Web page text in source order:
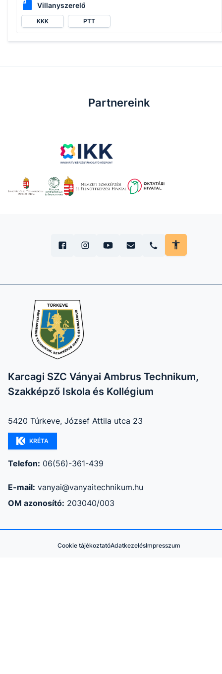
Villanyszerelő
KKK PTT
Partnereink
Karcagi SZC Ványai Ambrus Technikum,
Szakképző Iskola és Kollégium
5420 Túrkeve, József Attila utca 23
KRÉTA
Telefon: 06(56)-361-439
E-mail: vanyai@vanyaitechnikum.hu
OM azonosító: 203040/003
Cookie tájékoztatóAdatkezelésImpresszum